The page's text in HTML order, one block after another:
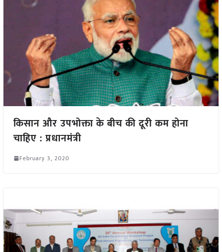
किसान और उपभोक्ता के बीच की दूरी कम होना
चाहिए : प्रधानमंत्री
February 3, 2020